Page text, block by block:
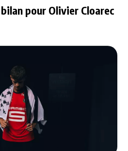
pour Olivier Cloarec